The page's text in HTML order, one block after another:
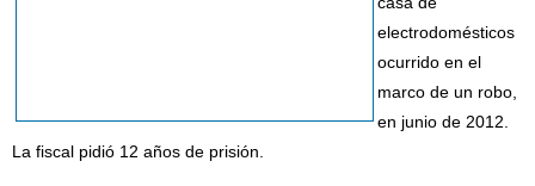
electrodomésticos
ocurrido en el
marco de un robo,
en junio de 2012.
La fiscal pidió 12 años de prisión.